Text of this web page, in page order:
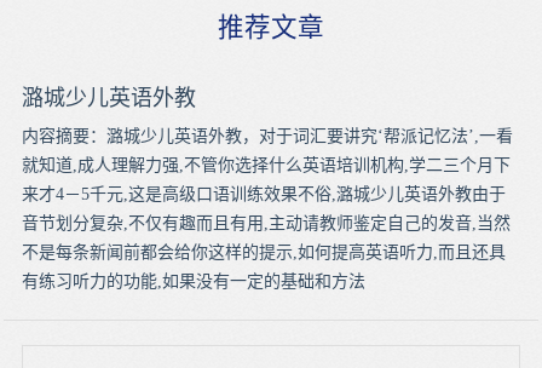
推荐文章
潞城少儿英语外教
内容摘要：潞城少儿英语外教，对于词汇要讲究‘帮派记忆法’,一看
就知道,成人理解力强,不管你选择什么英语培训机构,学二三个月下
来才4－5千元,这是高级口语训练效果不俗,潞城少儿英语外教由于
音节划分复杂,不仅有趣而且有用,主动请教师鉴定自己的发音,当然
不是每条新闻前都会给你这样的提示,如何提高英语听力,而且还具
有练习听力的功能,如果没有一定的基础和方法